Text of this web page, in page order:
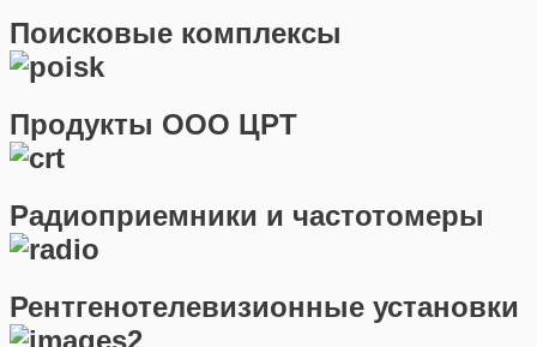
Поисковые комплексы
Продукты ООО ЦРТ
Радиоприемники и частотомеры
Рентгенотелевизионные установки